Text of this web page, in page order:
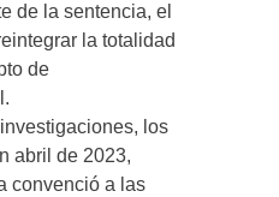
de la sentencia, el
la totalidad
de
los
abril de 2023,
convenció a las